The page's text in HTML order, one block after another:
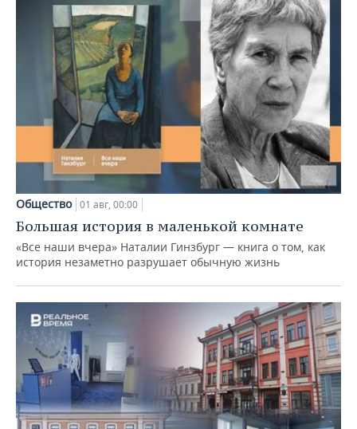
Общество 01 авг, 00:00
Большая история в маленькой комнате
«Все наши вчера» Наталии Гинзбург — книга о том, как
история незаметно разрушает обычную жизнь